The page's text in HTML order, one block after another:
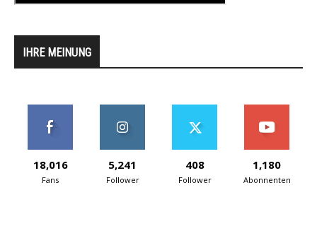
IHRE MEINUNG
18,016
Fans
5,241
Follower
408
Follower
1,180
Abonnenten